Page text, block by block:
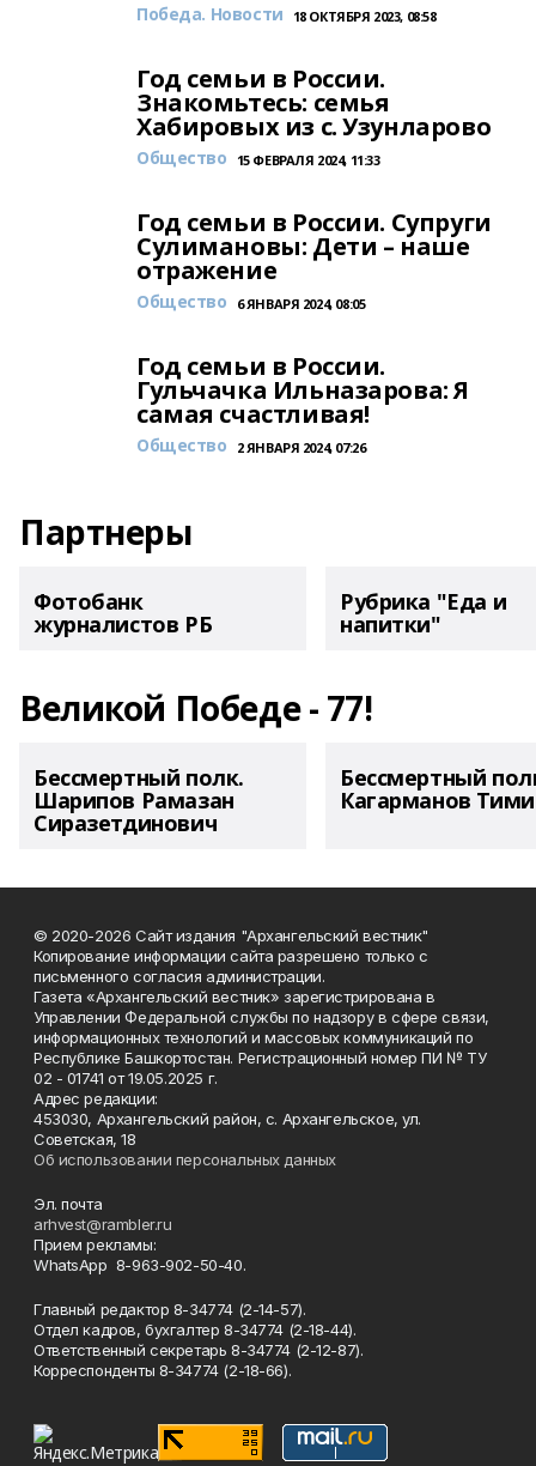
Победа. Новости 18 ОКТЯБРЯ 2023, 08:58
Год семьи в России.
Знакомьтесь: семья
Хабировых из с. Узунларово
Общество 15 ФЕВРАЛЯ 2024, 11:33
Год семьи в России. Супруги
Сулимановы: Дети – наше
отражение
Общество 6 ЯНВАРЯ 2024, 08:05
Год семьи в России.
Гульчачка Ильназарова: Я
самая счастливая!
Общество 2 ЯНВАРЯ 2024, 07:26
Партнеры
Фотобанк
журналистов РБ
Рубрика "Еда и
напитки"
Великой Победе - 77!
Бессмертный полк.
Шарипов Рамазан
Сиразетдинович
Бессмертный
Кагарманов
© 2020-2026 Сайт издания "Архангельский вестник"
Копирование информации сайта разрешено только с
письменного согласия администрации.
Газета «Архангельский вестник» зарегистрирована в
Управлении Федеральной службы по надзору в сфере связи,
информационных технологий и массовых коммуникаций по
Республике Башкортостан. Регистрационный номер ПИ № ТУ
02 - 01741 от 19.05.2025 г.
Адрес редакции:
453030, Архангельский район, с. Архангельское, ул.
Советская, 18
Об использовании персональных данных
Эл. почта
arhvest@rambler.ru
Прием рекламы:
WhatsApp 8-963-902-50-40.
Главный редактор 8-34774 (2-14-57).
Отдел кадров, бухгалтер 8-34774 (2-18-44).
Ответственный секретарь 8-34774 (2-12-87).
Корреспонденты 8-34774 (2-18-66).